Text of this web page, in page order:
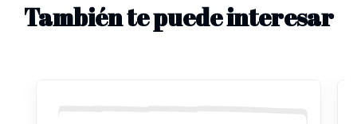
También te puede interesar